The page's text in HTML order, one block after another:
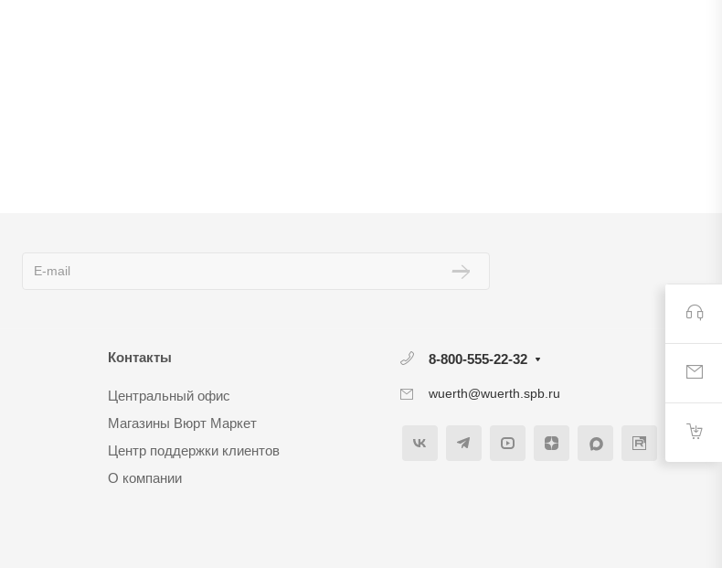
Контакты
Центральный офис
Магазины Вюрт Маркет
Центр поддержки клиентов
О компании
8-800-555-22-32
wuerth@wuerth.spb.ru